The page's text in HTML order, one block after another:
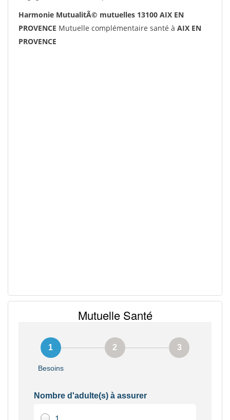
Harmonie MutualitÃ© mutuelles 13100 AIX EN
PROVENCE Mutuelle complémentaire santé à AIX EN
PROVENCE